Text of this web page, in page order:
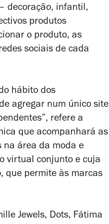
decoração, infantil,
produtos
o produto, as
sociais de cada
hábito dos
agregar num único site
refere a
que acompanhará as
na área da moda e
virtual conjunto e cuja
que permite às marcas
Jewels, Dots, Fátima